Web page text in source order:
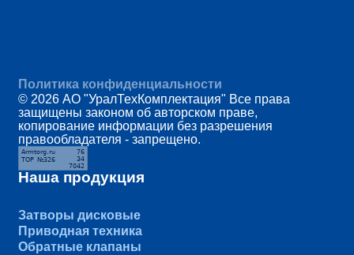
Политика конфиденциальности
© 2026 АО "УралТехКомплектация" Все права
защищены законом об авторском праве,
копирование информации без разрешения
правообладателя - запрещено.
Наша продукция
Затворы дисковые
Приводная техника
Обратные клапаны